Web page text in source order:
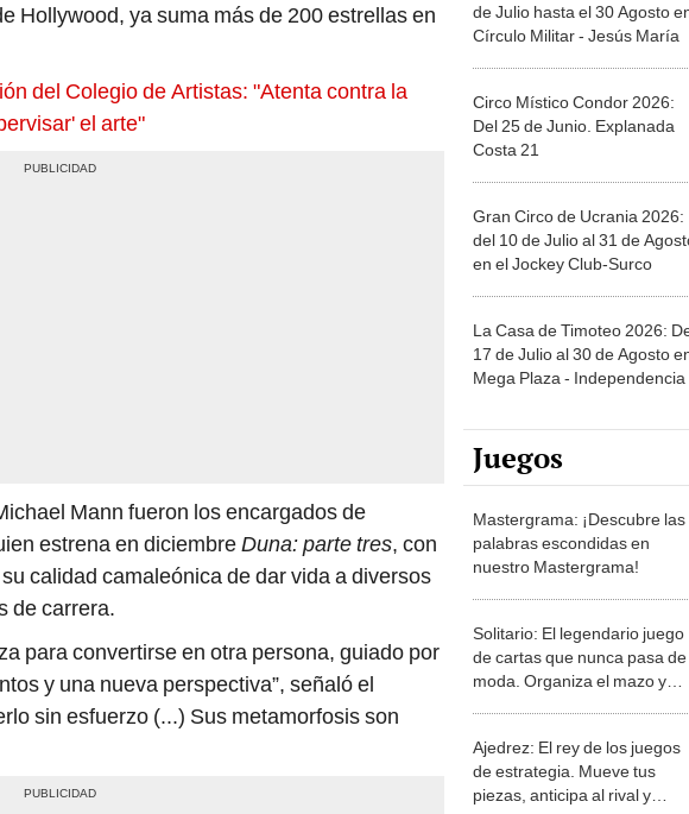
Hollywood, ya suma más de 200 estrellas en
del Colegio de Artistas: "Atenta contra la
el arte"
Mann fueron los encargados de
estrena en diciembreDuna: parte tres, con
calidad camaleónica de dar vida a diversos
de carrera.
para convertirse en otra persona, guiado por
y una nueva perspectiva”, señaló el
sin esfuerzo (...) Sus metamorfosis son
de Julio hasta el 30 Agosto
Círculo Militar - Jesús María
Circo Místico Condor 2026:
Del 25 de Junio. Explanada
Costa 21
Gran Circo de Ucrania 2026:
del 10 de Julio al 31 de
en el Jockey Club-Surco
La Casa de Timoteo 2026:
17 de Julio al 30 de Agosto
Mega Plaza - Independencia
Juegos
Mastergrama: ¡Descubre las
palabras escondidas en
nuestro Mastergrama!
Solitario: El legendario juego
de cartas que nunca pasa de
moda. Organiza el mazo y
Ajedrez: El rey de los juegos
de estrategia. Mueve tus
piezas, anticipa al rival y